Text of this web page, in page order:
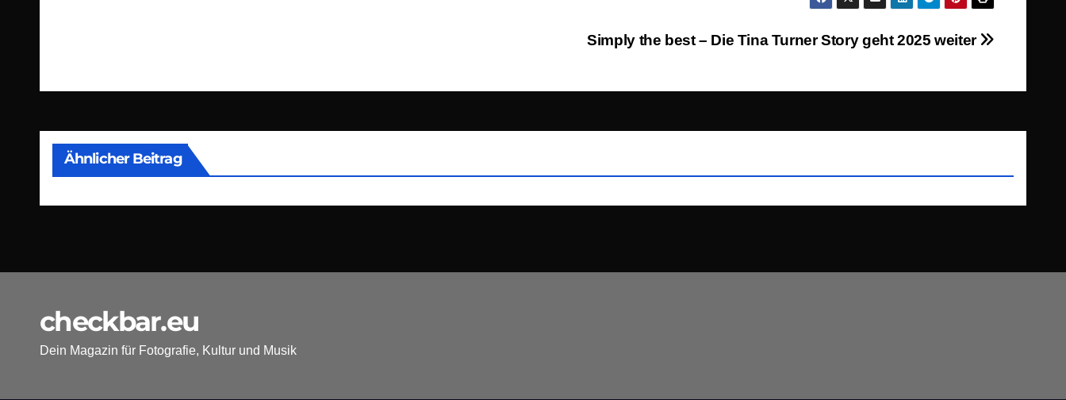
Simply the best – Die Tina Turner Story geht 2025 weiter
Ähnlicher Beitrag
checkbar.eu
Dein Magazin für Fotografie, Kultur und Musik